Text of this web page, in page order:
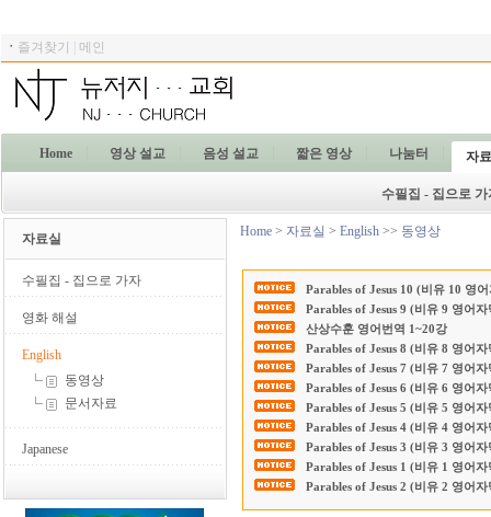
ㆍ 즐겨찾기 메인
Home 영상 설교 음성 설교 짧은 영상 나눔터 자
수필집 - 집으로 가
자료실
수필집 - 집으로 가자
영화 해설
English
동영상
문서자료
Japanese
Home > 자료실 > English >> 동영상
Parables of Jesus 10 (비유 10 영
Parables of Jesus 9 (비유 9 영어자
산상수훈 영어번역 1~20강
Parables of Jesus 8 (비유 8 영어자
Parables of Jesus 7 (비유 7 영어자
Parables of Jesus 6 (비유 6 영어자
Parables of Jesus 5 (비유 5 영어자
Parables of Jesus 4 (비유 4 영어자
Parables of Jesus 3 (비유 3 영어자
Parables of Jesus 1 (비유 1 영어자
Parables of Jesus 2 (비유 2 영어자